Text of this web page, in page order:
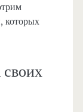
которых